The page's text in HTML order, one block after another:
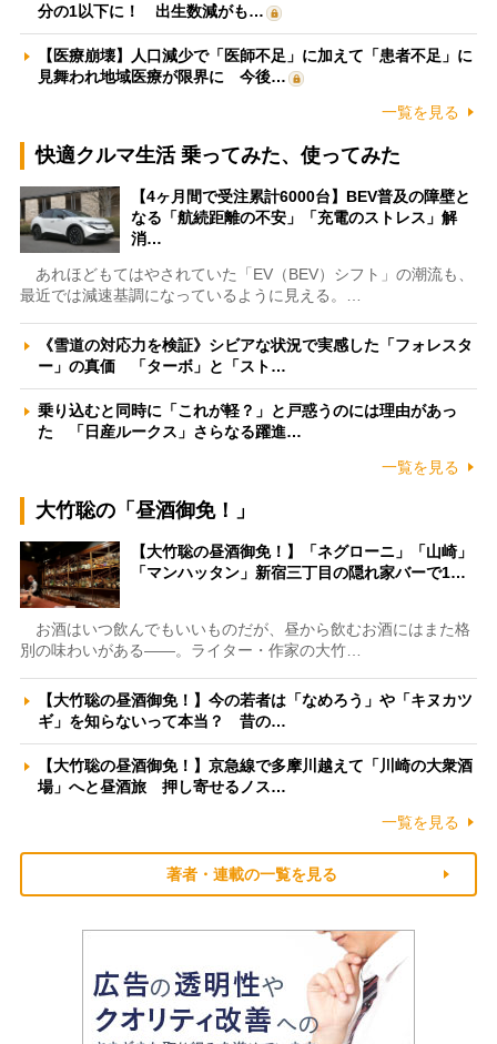
分の1以下に！ 出生数減がも…
【医療崩壊】人口減少で「医師不足」に加えて「患者不足」に
見舞われ地域医療が限界に 今後…
一覧を見る
快適クルマ生活 乗ってみた、使ってみた
【4ヶ月間で受注累計6000台】BEV普及の障壁と
なる「航続距離の不安」「充電のストレス」解
消…
あれほどもてはやされていた「EV（BEV）シフト」の潮流も、
最近では減速基調になっているように見える。…
《雪道の対応力を検証》シビアな状況で実感した「フォレスタ
ー」の真価 「ターボ」と「スト…
乗り込むと同時に「これが軽？」と戸惑うのには理由があっ
た 「日産ルークス」さらなる躍進…
一覧を見る
大竹聡の「昼酒御免！」
【大竹聡の昼酒御免！】「ネグローニ」「山崎」
「マンハッタン」新宿三丁目の隠れ家バーで1…
お酒はいつ飲んでもいいものだが、昼から飲むお酒にはまた格
別の味わいがある――。ライター・作家の大竹…
【大竹聡の昼酒御免！】今の若者は「なめろう」や「キヌカツ
ギ」を知らないって本当？ 昔の…
【大竹聡の昼酒御免！】京急線で多摩川越えて「川崎の大衆酒
場」へと昼酒旅 押し寄せるノス…
一覧を見る
著者・連載の一覧を見る